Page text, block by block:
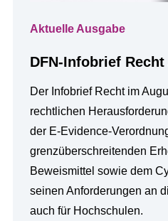
Aktuelle Ausgabe
DFN-Infobrief
Der Infobrief Recht im
rechtlichen
der E-Evidence-
grenzüberschreitenden
Beweismittel sowie dem
seinen Anforderungen an
auch für Hochschulen.